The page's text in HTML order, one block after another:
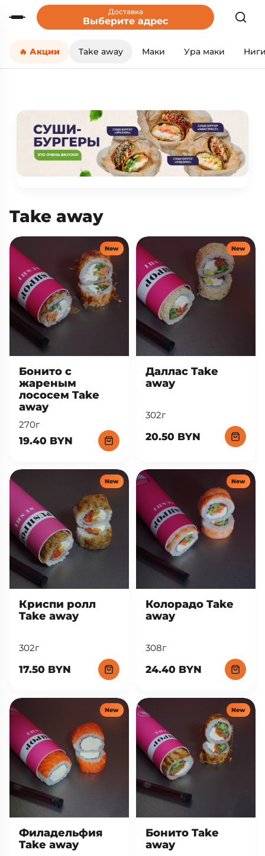
Доставка
Выберите адрес
🔥 Акции Take away Маки Ура маки
Take away
New
Бонито с
жареным
лососем Take
away
270г
19.40 BYN
New
Даллас Take
away
302г
20.50 BYN
New
Криспи ролл
Take away
302г
17.50 BYN
New
Колорадо Take
away
308г
24.40 BYN
New
Филадельфия
Take away
New
Бонито Take
away